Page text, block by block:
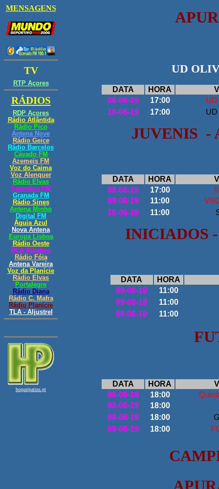
UD
DATA HORA
08-06-19
17:00
10-06-19
17:00
JUVENIS -
DATA HORA
08-06-19
17:00
09-06-19
11:00
10-06-19
11:00
INICIADOS
DATA
HORA
09-06-19
11:00
09-06-19
11:00
09-06-19
11:00
DATA HORA
08-06-19
18:00
08-06-19
18:00
08-06-19
18:00
09-06-19
18:00